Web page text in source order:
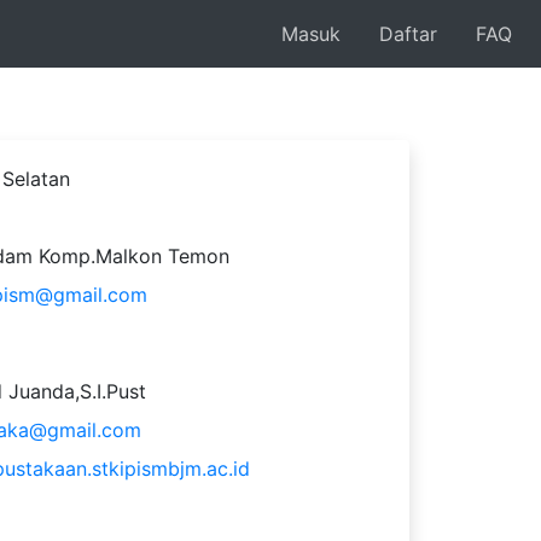
Masuk Daftar FAQ
Komp.Malkon Temon